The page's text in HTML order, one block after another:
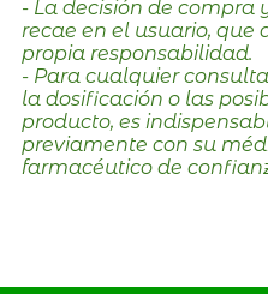
- La decisión de compra
recae en el usuario, que
propia responsabilidad.
- Para cualquier
la dosificación o las
producto, es
previamente con su
farmacéutico de